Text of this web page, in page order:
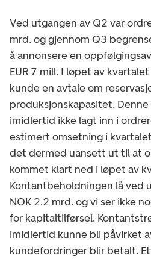
Ved utgangen av Q2 var
mrd. og gjennom Q3
å annonsere en
EUR 7 mill. I løpet av
kunde en avtale om
produksjonskapasitet.
imidlertid ikke lagt inn i
estimert omsetning i
det dermed uansett ut til at
kommet klart ned i løpet av
Kontantbeholdningen lå ved
NOK 2.2 mrd. og vi ser ikke
for kapitaltilførsel.
imidlertid kunne bli påvirket
kundefordringer blir betalt.